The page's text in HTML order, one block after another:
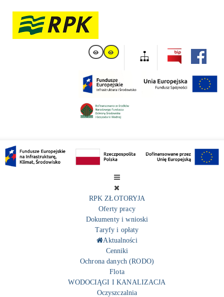
RPK ZŁOTORYJA
Oferty pracy
Dokumenty i wnioski
Taryfy i opłaty
Aktualności
Cenniki
Ochrona danych (RODO)
Flota
WODOCIĄGI I KANALIZACJA
Oczyszczalnia